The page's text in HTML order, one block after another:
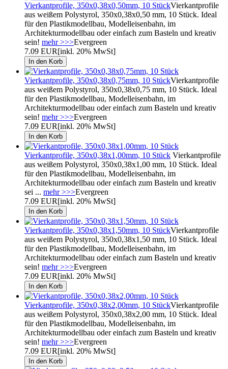
Vierkantprofile, 350x0,38x0,50mm, 10 StückVierkantprofile
aus weißem Polystyrol, 350x0,38x0,50 mm, 10 Stück. Ideal
für den Plastikmodellbau, Modelleisenbahn, im
Architekturmodellbau oder einfach zum Basteln und kreativ
sein! mehr >>>Evergreen
7.09 EUR[inkl. 20% MwSt]
Vierkantprofile, 350x0,38x0,75mm, 10 StückVierkantprofile
aus weißem Polystyrol, 350x0,38x0,75 mm, 10 Stück. Ideal
für den Plastikmodellbau, Modelleisenbahn, im
Architekturmodellbau oder einfach zum Basteln und kreativ
sein! mehr >>>Evergreen
7.09 EUR[inkl. 20% MwSt]
Vierkantprofile, 350x0,38x1,00mm, 10 Stück Vierkantprofile
aus weißem Polystyrol, 350x0,38x1,00 mm, 10 Stück. Ideal
für den Plastikmodellbau, Modelleisenbahn, im
Architekturmodellbau oder einfach zum Basteln und kreativ
sei ... mehr >>>Evergreen
7.09 EUR[inkl. 20% MwSt]
Vierkantprofile, 350x0,38x1,50mm, 10 StückVierkantprofile
aus weißem Polystyrol, 350x0,38x1,50 mm, 10 Stück. Ideal
für den Plastikmodellbau, Modelleisenbahn, im
Architekturmodellbau oder einfach zum Basteln und kreativ
sein! mehr >>>Evergreen
7.09 EUR[inkl. 20% MwSt]
Vierkantprofile, 350x0,38x2,00mm, 10 StückVierkantprofile
aus weißem Polystyrol, 350x0,38x2,00 mm, 10 Stück. Ideal
für den Plastikmodellbau, Modelleisenbahn, im
Architekturmodellbau oder einfach zum Basteln und kreativ
sein! mehr >>>Evergreen
7.09 EUR[inkl. 20% MwSt]